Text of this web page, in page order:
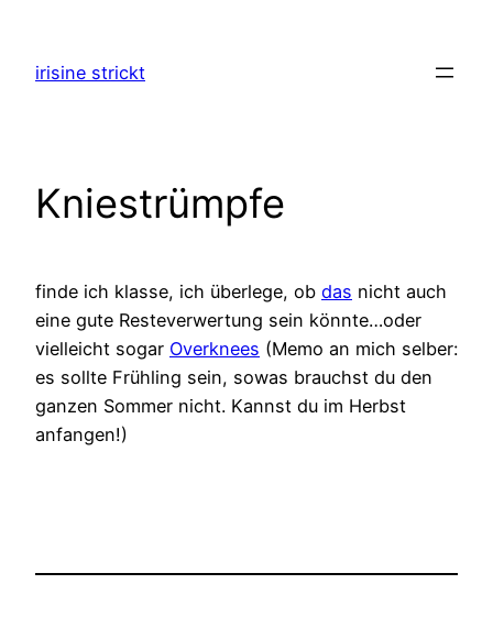
springen
irisine strickt
Kniestrümpfe
finde ich klasse, ich überlege, ob das nicht auch
eine gute Resteverwertung sein könnte…oder
vielleicht sogar Overknees (Memo an mich selber:
es sollte Frühling sein, sowas brauchst du den
ganzen Sommer nicht. Kannst du im Herbst
anfangen!)